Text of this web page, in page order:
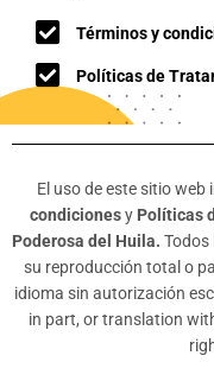
Términos y
Políticas de
El uso de este sitio web
condicionesy Políticas
Poderosa del Huila. Todos
su reproducción total o
idioma sin autorización
in part, or translation